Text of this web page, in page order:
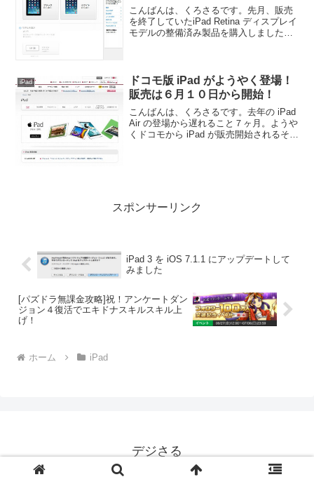
こんばんは、くろさるです。先月、販売
を終了していたiPad Retina ディスプレイ
モデルの整備済み製品を購入しました
iPad
ドコモ版 iPad がようやく登場！
販売は６月１０日から開始！
こんばんは、くろさるです。去年の iPad
Air の登場から遅れること７ヶ月。ようや
くドコモから iPad が販売開始されるそう
スポンサーリンク
iPad 3 を iOS 7.1.1 にアップデートして
みました
[パズドラ無課金攻略]祝！アンケートダン
ジョン４復活でエキドナスキルスキル上
げ！
ホーム iPad
デジさる
© 2013 デジさる.